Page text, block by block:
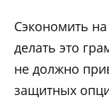
Сэкономить
делать это
не должно
защитных